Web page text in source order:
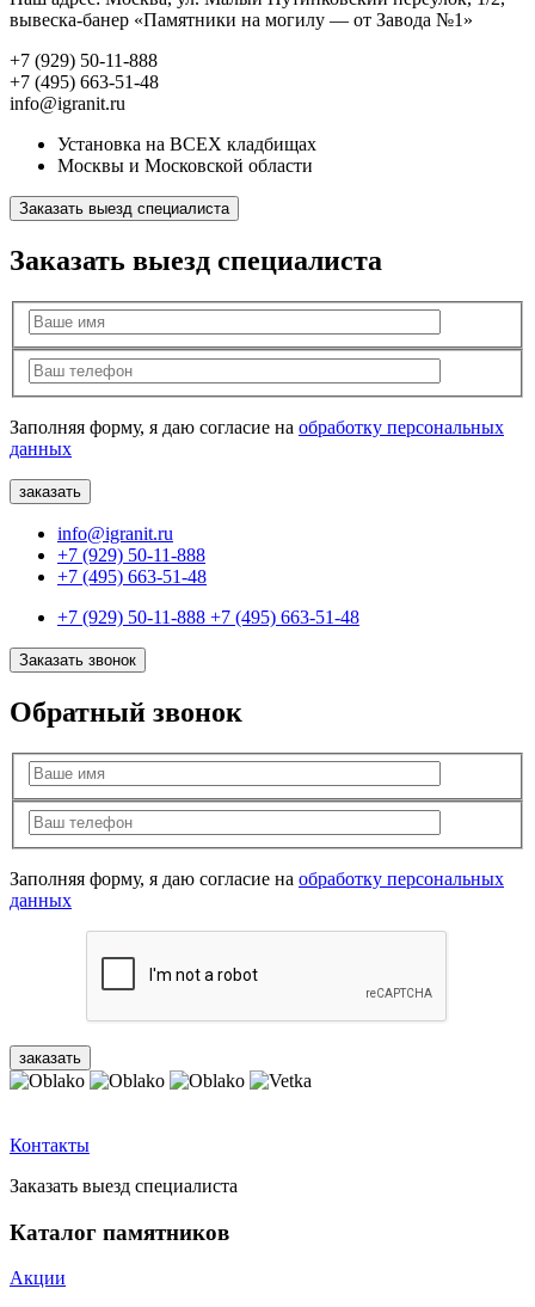
вывеска-банер «Памятники на могилу — от Завода №1»
+7 (929) 50-11-888
+7 (495) 663-51-48
info@igranit.ru
Установка на ВСЕХ кладбищах
Москвы и Московской области
Заказать выезд специалиста
Заказать выезд специалиста
Заполняя форму, я даю согласие на обработку персональных
данных
info@igranit.ru
+7 (929) 50-11-888
+7 (495) 663-51-48
+7 (929) 50-11-888 +7 (495) 663-51-48
Заказать звонок
Обратный звонок
Заполняя форму, я даю согласие на обработку персональных
данных
Контакты
Заказать выезд специалиста
Каталог памятников
Акции